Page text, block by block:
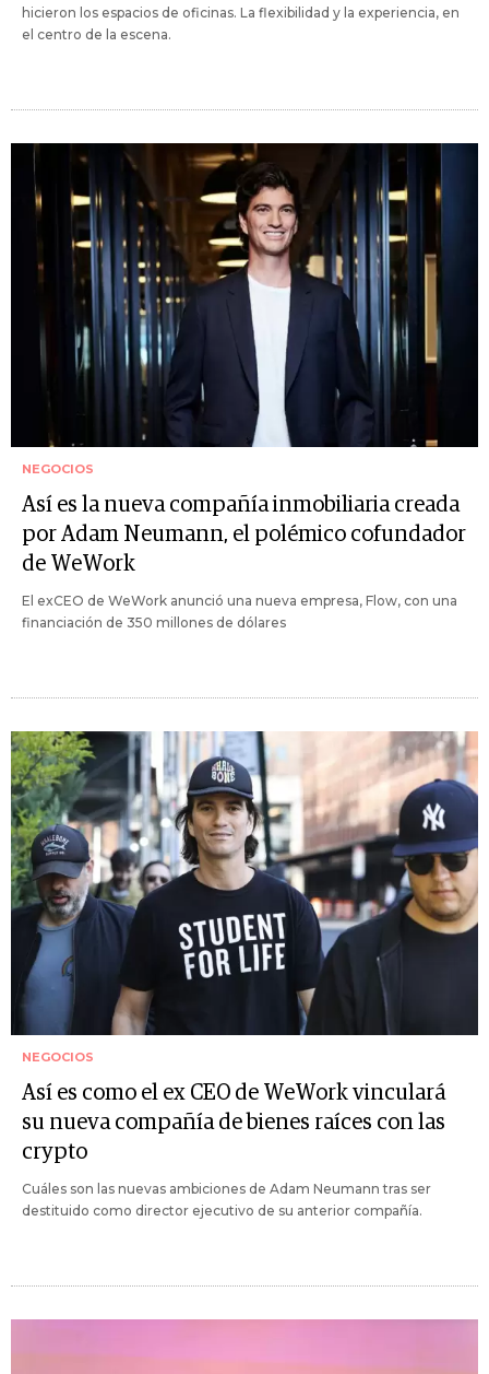
hicieron los espacios de oficinas. La flexibilidad y la experiencia, en
el centro de la escena.
NEGOCIOS
Así es la nueva compañía inmobiliaria creada
por Adam Neumann, el polémico cofundador
de WeWork
El exCEO de WeWork anunció una nueva empresa, Flow, con una
financiación de 350 millones de dólares
NEGOCIOS
Así es como el ex CEO de WeWork vinculará
su nueva compañía de bienes raíces con las
crypto
Cuáles son las nuevas ambiciones de Adam Neumann tras ser
destituido como director ejecutivo de su anterior compañía.